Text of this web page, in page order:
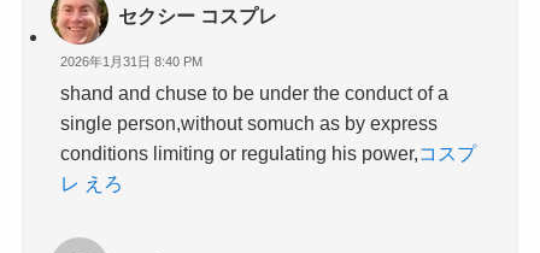
セクシー コスプレ
2026年1月31日 8:40 PM
shand and chuse to be under the conduct of a
single person,without somuch as by express
conditions limiting or regulating his power,コスプ
レ えろ